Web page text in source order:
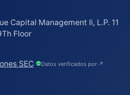
Capital Management Ii, L.P. 11
Floor
SEC· Datos verificados por ↗